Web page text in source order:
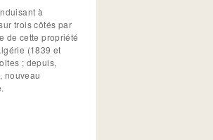
à
trois côtés par
de cette propriété
(1839 et
; depuis,
nouveau